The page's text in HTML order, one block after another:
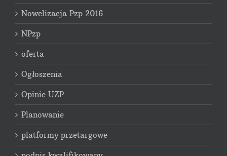
Nowelizacja Pzp 2016
NPzp
oferta
Ogłoszenia
Opinie UZP
Planowanie
platformy przetargowe